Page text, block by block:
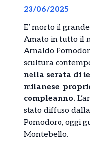
23/06/2025
E’ morto il
Amato in tutto il
Arnaldo
scultura
nella serata di
milanese,
compleanno.
stato diffuso
Pomodoro, oggi
Montebello.